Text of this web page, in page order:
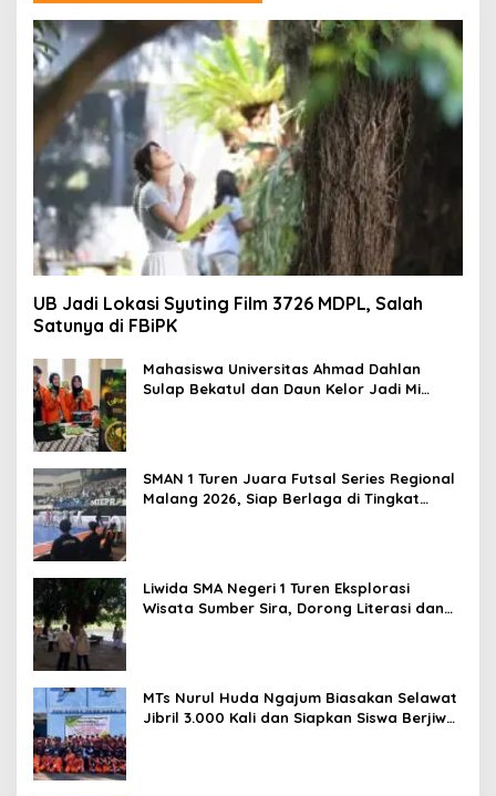
t
u
k
:
UB Jadi Lokasi Syuting Film 3726 MDPL, Salah
Satunya di FBiPK
Mahasiswa Universitas Ahmad Dahlan
Sulap Bekatul dan Daun Kelor Jadi Mi
SMAN 1 Turen Juara Futsal Series Regional
Malang 2026, Siap Berlaga di Tingkat
Liwida SMA Negeri 1 Turen Eksplorasi
Wisata Sumber Sira, Dorong Literasi dan
MTs Nurul Huda Ngajum Biasakan Selawat
Jibril 3.000 Kali dan Siapkan Siswa Berjiwa